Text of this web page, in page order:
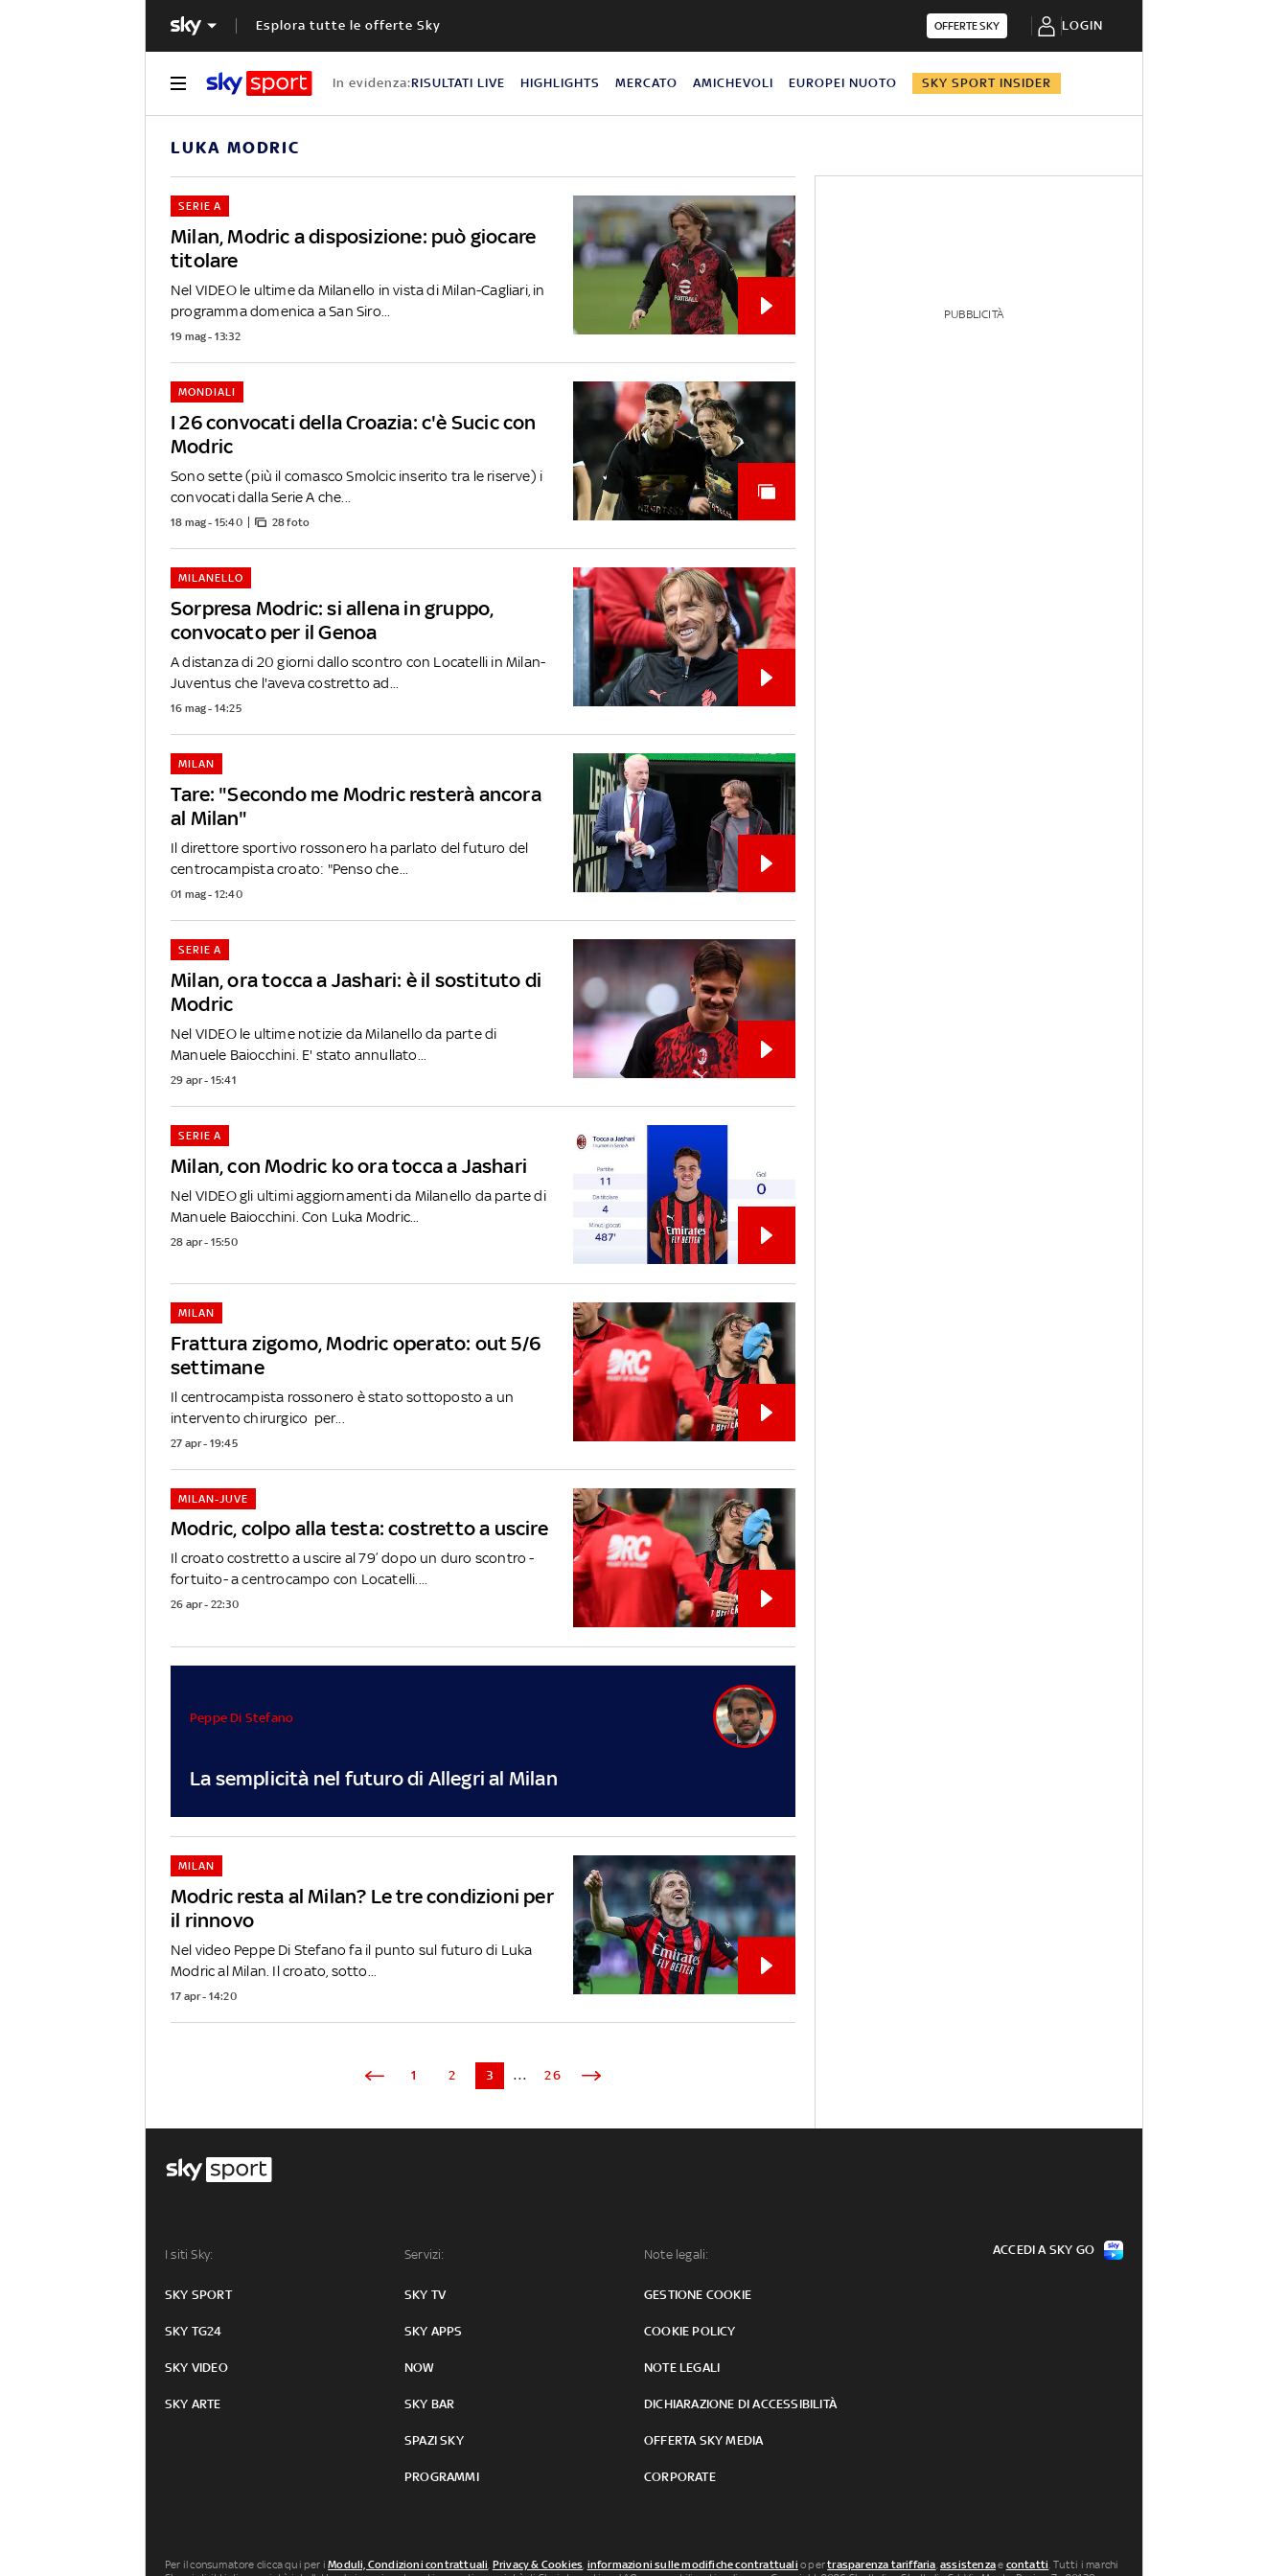
Esplora tutte le offerte Sky OFFERTE SKY LOGIN
In evidenza:RISULTATI LIVE HIGHLIGHTS MERCATO AMICHEVOLI EUROPEI NUOTO SKY SPORT INSIDER
LUKA MODRIC
Milan, Modric a disposizione: può giocare
titolare
SERIE A
Nel VIDEO le ultime da Milanello in vista di Milan-Cagliari, in
programma domenica a San Siro...
19 mag - 13:32
I 26 convocati della Croazia: c'è Sucic con
Modric
MONDIALI
Sono sette (più il comasco Smolcic inserito tra le riserve) i
convocati dalla Serie A che...
18 mag - 15:40 28 foto
Sorpresa Modric: si allena in gruppo,
convocato per il Genoa
MILANELLO
A distanza di 20 giorni dallo scontro con Locatelli in Milan-
Juventus che l'aveva costretto ad...
16 mag - 14:25
Tare: "Secondo me Modric resterà ancora
al Milan"
MILAN
Il direttore sportivo rossonero ha parlato del futuro del
centrocampista croato: "Penso che...
01 mag - 12:40
Milan, ora tocca a Jashari: è il sostituto di
Modric
SERIE A
Nel VIDEO le ultime notizie da Milanello da parte di
Manuele Baiocchini. E' stato annullato...
29 apr - 15:41
Milan, con Modric ko ora tocca a Jashari
SERIE A
Nel VIDEO gli ultimi aggiornamenti da Milanello da parte di
Manuele Baiocchini. Con Luka Modric...
28 apr - 15:50
Frattura zigomo, Modric operato: out 5/6
settimane
MILAN
Il centrocampista rossonero è stato sottoposto a un
intervento chirurgico per...
27 apr - 19:45
Modric, colpo alla testa: costretto a uscire
MILAN-JUVE
Il croato costretto a uscire al 79’ dopo un duro scontro -
fortuito- a centrocampo con Locatelli....
26 apr - 22:30
La semplicità nel futuro di Allegri al Milan
Peppe Di Stefano
Modric resta al Milan? Le tre condizioni per
il rinnovo
MILAN
Nel video Peppe Di Stefano fa il punto sul futuro di Luka
Modric al Milan. Il croato, sotto...
17 apr - 14:20
1 2 3 ... 26
PUBBLICITÀ
I siti Sky:
SKY SPORT
SKY TG24
SKY VIDEO
SKY ARTE
Servizi:
SKY TV
SKY APPS
NOW
SKY BAR
SPAZI SKY
PROGRAMMI
Note legali:
GESTIONE COOKIE
COOKIE POLICY
NOTE LEGALI
DICHIARAZIONE DI ACCESSIBILITÀ
OFFERTA SKY MEDIA
CORPORATE
ACCEDI A SKY GO
Per il consumatore clicca qui per iModuli, Condizioni contrattuali, Privacy & Cookies, informazioni sulle modifiche contrattuali o pertrasparenza tariffaria,assistenzae contatti. Tutti i marchi